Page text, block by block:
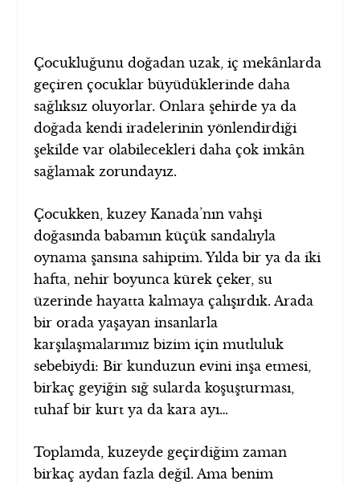
Çocukluğunu doğadan uzak, iç mekânlarda
geçiren çocuklar büyüdüklerinde daha
sağlıksız oluyorlar. Onlara şehirde ya da
doğada kendi iradelerinin yönlendirdiği
şekilde var olabilecekleri daha çok imkân
sağlamak zorundayız.
Çocukken, kuzey Kanada’nın vahşi
doğasında babamın küçük sandalıyla
oynama şansına sahiptim. Yılda bir ya da iki
hafta, nehir boyunca kürek çeker, su
üzerinde hayatta kalmaya çalışırdık. Arada
bir orada yaşayan insanlarla
karşılaşmalarımız bizim için mutluluk
sebebiydi: Bir kunduzun evini inşa etmesi,
birkaç geyiğin sığ sularda koşuşturması,
tuhaf bir kurt ya da kara ayı…
Toplamda, kuzeyde geçirdiğim zaman
birkaç aydan fazla değil. Ama benim